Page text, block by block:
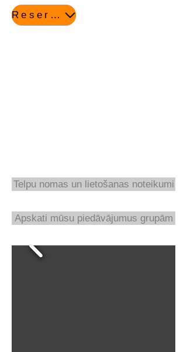
Reservē šeit
Telpu nomas un lietošanas noteikumi
Apskati mūsu piedāvājumus grupām